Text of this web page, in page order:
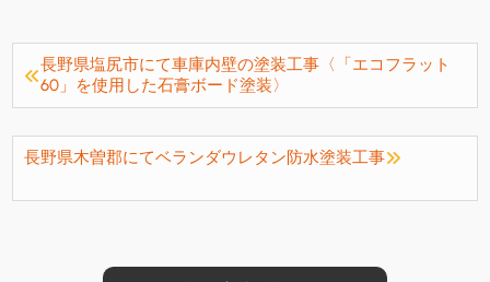
長野県塩尻市にて車庫内壁の塗装工事〈「エコフラット
60」を使用した石膏ボード塗装〉
長野県木曽郡にてベランダウレタン防水塗装工事